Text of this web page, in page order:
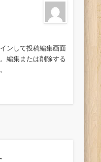
ンして投稿編集画面
編集または削除する